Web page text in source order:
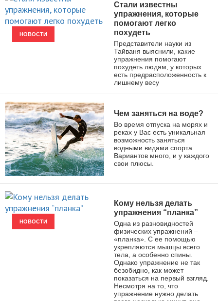
НОВОСТИ
Стали известны
упражнения, которые
помогают легко
похудеть
Представители науки из
Тайваня выяснили, какие
упражнения помогают
похудеть людям, у которых
есть предрасположенность к
лишнему весу
ВИДЫ СПОРТА
Чем заняться на воде?
Во время отпуска на морях и
реках у Вас есть уникальная
возможность заняться
водными видами спорта.
Вариантов много, и у каждого
свои плюсы.
НОВОСТИ
Кому нельзя делать
упражнения “планка”
Одна из разновидностей
физических упражнений –
«планка». С ее помощью
укрепляются мышцы всего
тела, а особенно спины.
Однако упражнение не так
безобидно, как может
показаться на первый взгляд.
Несмотря на то, что
упражнение нужно делать